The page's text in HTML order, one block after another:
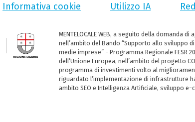
Informativa cookie Utilizzo IA
MENTELOCALE WEB, a seguito della domanda
nell’ambito del Bando “Supporto allo sviluppo
medie imprese” - Programma Regionale FESR
dell’Unione Europea, nell’ambito del progetto
programma di investimenti volto al
riguardato l’implementazione di infrastrutture
ambito SEO e Intelligenza Artificiale, sviluppo e-